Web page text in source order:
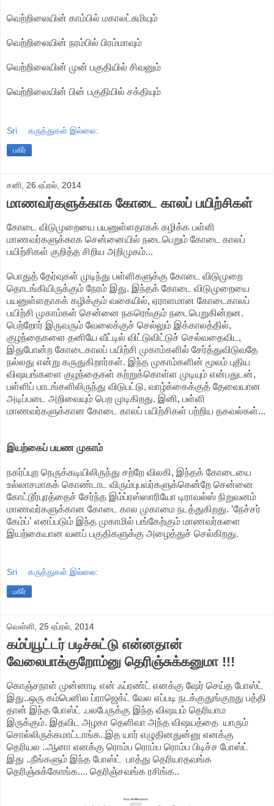
வெற்றிலையின் காம்பில் மகாலட்சுமியும்
வெற்றிலையின் நரம்பில் பிரம்மாவும்
வெற்றிலையின் முன் பகுதியில் சிவனும்
வெற்றிலையின் பின் பகுதியில் சக்தியும்
Sri கருத்துகள் இல்லை:
பகிர்
சனி, 26 ஏப்ரல், 2014
மாணவர்களுக்காக கோடை காலப் பயிற்சிகள்
கோடை விடுமுறையை பயனுள்ளதாகக் கழிக்க பள்ளி
மாணவர்களுக்காக சென்னையில் நடைபெறும் கோடை காலப்
பயிற்சிகள் குறித்த சிறிய அறிமுகம்...
பொதுத் தேர்வுகள் முடிந்து பள்ளிகளுக்கு கோடை விடுமுறை
தொடங்கியிருக்கும் நேரம் இது. இந்தக் கோடை விடுமுறையை
பயனுள்ளதாகக் கழிக்கும் வகையில், ஏராளமான கோடைகாலப்
பயிற்சி முகாம்கள் சென்னை நகரெங்கும் நடைபெறுகின்றன.
பெற்றோர் இருவரும் வேலைக்குச் செல்லும் இக்காலத்தில்,
குழந்தைகளை தனியே வீட்டில் விட்டுவிட்டுச் செல்வதைவிட,
இதுபோன்ற கோடைகாலப் பயிற்சி முகாம்களில் சேர்த்துவிடுவதே
நல்லது என்று கருதுகிறார்கள். இந்த முகாம்களின் மூலம் புதிய
விஷயங்களை குழந்தைகள் கற்றுக்கொள்ள முடியும் என்பதுடன்,
பள்ளிப் பாடங்களிலிருந்து விடுபட்டு, வாழ்க்கைக்குத் தேவையான
அடிப்படை அறிவையும் பெற முடிகிறது. இனி, பள்ளி
மாணவர்களுக்கான கோடை காலப் பயிற்சிகள் பற்றிய தகவல்கள்...
இயற்கைப் பயண முகாம்
நகர்ப்புற நெருக்கடியிலிருந்து சற்றே விலகி, இந்தக் கோடையை
உல்லாசமாகக் கொண்டாட விரும்புபவர்களுக்கென்றே சென்னை
கோட்டூர்புரத்தைச் சேர்ந்த இம்ப்ரஸ்ஸாரியோ டிராவல்ஸ் நிறுவனம்
மாணவர்களுக்கான கோடை கால முகாமை நடத்துகிறது. ‘நேச்சர்
கேம்ப்’ எனப்படும் இந்த முகாமில் பங்கேற்கும் மாணவர்களை
இயற்கையான வனப் பகுதிகளுக்கு அழைத்துச் செல்கிறது.
Sri கருத்துகள் இல்லை:
பகிர்
வெள்ளி, 25 ஏப்ரல், 2014
கம்ப்யூட்டர் படிச்சுட்டு என்னதான்
வேலைபாக்குறோம்னு தெரிஞ்சுக்கனுமா !!!
கொஞ்சநாள் முன்னாடி என் ஃப்ரண்ட் எனக்கு ஷேர் செய்த போஸ்ட்
இது..ஒரு கம்பெனில ப்ராஜெக்ட் வேல எப்படி நடக்குதுங்குறது பத்தி
தான் இந்த போஸ்ட் .பலபேருக்கு இந்த விஷயம் தெரியாம
இருக்கும். இதவிட அழகா தெளிவா அந்த விஷயத்தை யாரும்
சொல்லிருக்கமாட்டாங்க..இத யார் எழுதினதுன்னு எனக்கு
தெரியல ..ஆனா எனக்கு ரொம்ப ரொம்ப ரொம்ப பிடிச்ச போஸ்ட்
இது ..நீங்களும் இந்த போஸ்ட் பாத்து தெரியாதவங்க
தெரிஞ்சுக்கோங்க.... தெரிஞ்சவங்க ரசிங்க..